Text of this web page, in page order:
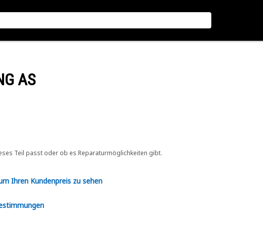
AS
Teil passt oder ob es Reparaturmöglichkeiten gibt.
Ihren Kundenpreis zu sehen